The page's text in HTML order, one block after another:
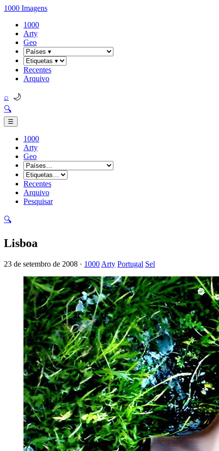
1000 Imagens
1000
Arty
Geo
Recentes
Arquivo
⌕ 🌙
🔍
☰
1000
Arty
Geo
Recentes
Arquivo
Pesquisar
🔍
Lisboa
23 de setembro de 2008 · 1000 Arty Portugal Sel